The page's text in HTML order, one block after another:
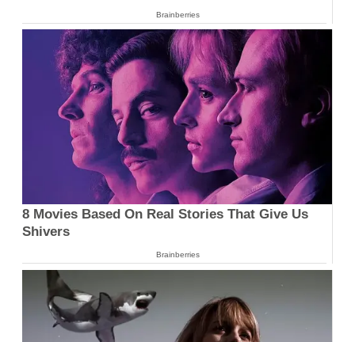
Brainberries
8 Movies Based On Real Stories That Give Us
Shivers
Brainberries